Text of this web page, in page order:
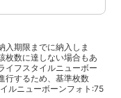
入期限までに納入しま
枚数に達しない場合もあ
イフスタイルニューボー
行するため、基準枚数
ルニューボーンフォト:75